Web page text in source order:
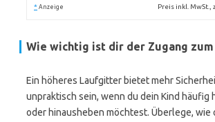
* Anzeige Preis inkl. MwSt.,
Wie wichtig ist dir der Zugang
Ein höheres Laufgitter bietet mehr
unpraktisch sein, wenn du dein Kind häufig
oder hinausheben möchtest. Überlege, wie